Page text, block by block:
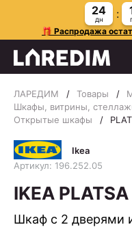
24
дн
🎁 Распродажа
ЛАРЕДИМ Товары
Шкафы, витрины,
Открытые шкафы
Ikea
Артикул: 196.252.05
IKEA
Шкаф с 2 дверями